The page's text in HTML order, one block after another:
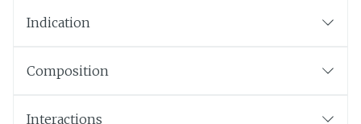
Indication
Composition
Interactions